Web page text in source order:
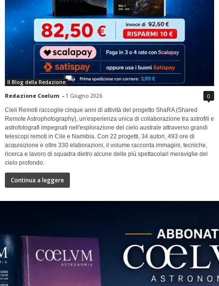
Il Blog della Redazione
Redazione Coelum - 1 Giugno 2026 0
Cieli Remoti raccoglie cinque anni di attività del progetto ShaRA (Shared
Remote Astrophotography), un'esperienza unica di collaborazione tra astrofili e
astrofotografi impegnati nell'esplorazione del cielo australe attraverso grandi
telescopi remoti in Cile e Namibia. Con 22 progetti, 34 autori, 493 ore di
acquisizione e oltre 330 elaborazioni, il volume racconta immagini, tecniche,
ricerca e lavoro di squadra dietro alcune delle più spettacolari meraviglie del
cielo profondo.
Continua a leggere